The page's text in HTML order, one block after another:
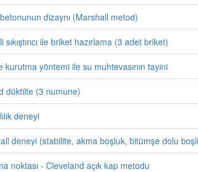
dizaynı (Marshall metod)
sıkıştırıcı ile briket hazırlama (3 adet briket)
kurutma yöntemi ile su muhtevasının tayini
düktilte (3 numune)
deneyi
deneyi (stabilite, akma boşluk, bitümşe dolu
noktası - Cleveland açık kap metodu